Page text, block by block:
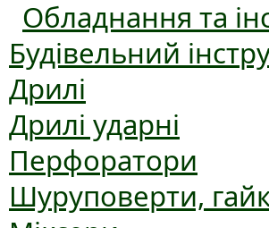
Обладнання та
Будівельний
Дрилі
Дрилі ударні
Перфоратори
Шуруповерти,